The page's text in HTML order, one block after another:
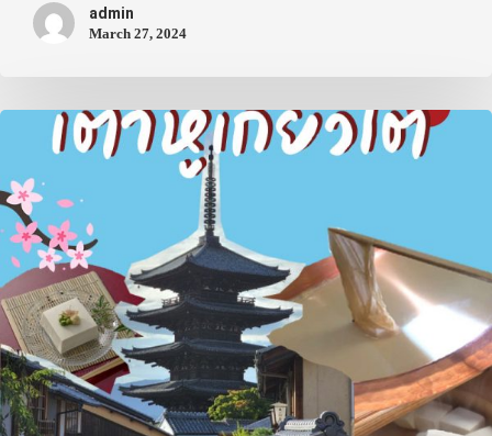
admin
March 27, 2024
รถบัส
ทัวร์
ที่พัก
สาระน่ารู้
VIDEO
ภาพประทับใจ